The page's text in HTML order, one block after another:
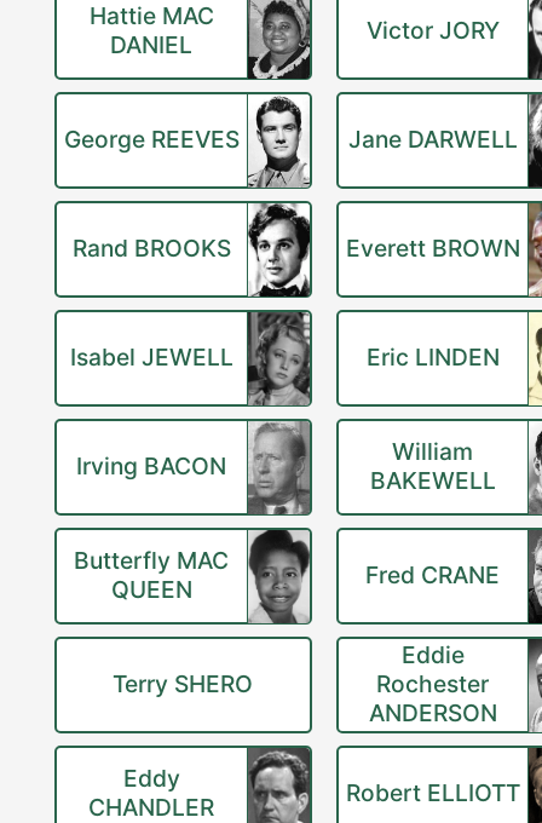
Hattie MAC
DANIEL
Victor JORY
George REEVES Jane DARWELL
Rand BROOKS Everett BROWN
Isabel JEWELL Eric LINDEN
Irving BACON
William
BAKEWELL
Butterfly MAC
QUEEN
Fred CRANE
Terry SHERO
Eddie
Rochester
ANDERSON
Eddy
CHANDLER
Robert ELLIOTT